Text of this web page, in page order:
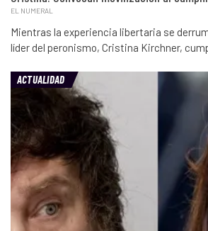
EL NUMERAL
Mientras la experiencia libertaria se
líder del peronismo, Cristina Kirchner,
ACTUALIDAD